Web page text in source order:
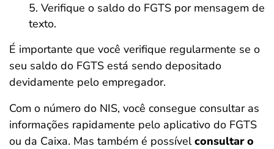
Verifique o saldo do FGTS por mensagem de
texto.
É importante que você verifique regularmente se o
seu saldo do FGTS está sendo depositado
devidamente pelo empregador.
Com o número do NIS, você consegue consultar as
informações rapidamente pelo aplicativo do FGTS
ou da Caixa. Mas também é possívelconsultar o